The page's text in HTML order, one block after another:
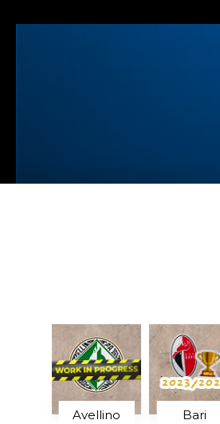
Avellino Bari